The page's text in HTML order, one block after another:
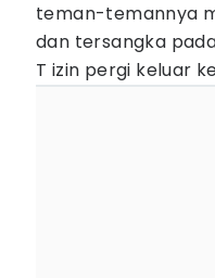
teman-temannya
dan tersangka
T izin pergi keluar